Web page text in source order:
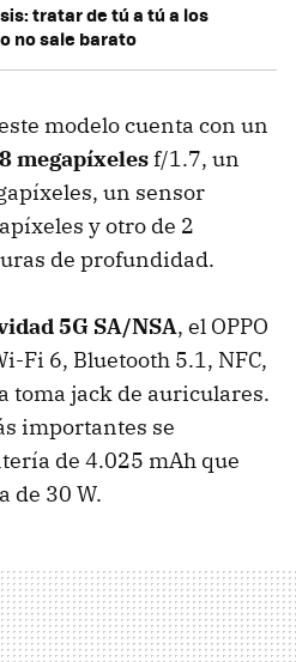
tratar de tú a tú a los
no sale barato
modelo cuenta con un
megapíxelesf/1.7, un
un sensor
y otro de 2
de profundidad.
5G SA/NSA, el OPPO
Fi 6, Bluetooth 5.1, NFC,
toma jack de auriculares.
importantes se
de 4.025 mAh que
de 30 W.